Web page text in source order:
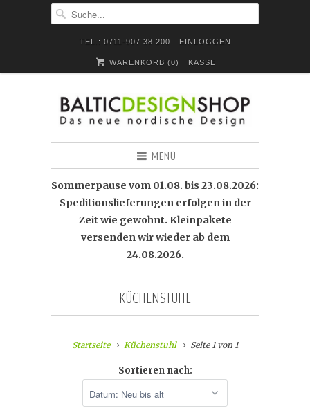
TEL.: 0711-907 38 200 EINLOGGEN
WARENKORB (0) KASSE
MENÜ
Sommerpause vom 01.08. bis 23.08.2026:
Speditionslieferungen erfolgen in der
Zeit wie gewohnt. Kleinpakete
versenden wir wieder ab dem
24.08.2026.
KÜCHENSTUHL
Startseite Küchenstuhl Seite 1 von 1
Sortieren nach: